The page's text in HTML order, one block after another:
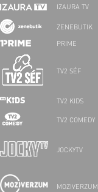
IZAURA TV
ZENEBUTIK
PRIME
TV2 SÉF
TV2 KIDS
TV2 COMEDY
JOCKYTV
MOZIVERZUM